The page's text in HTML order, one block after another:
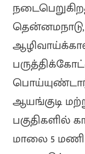
ஆயங்குடி
பகுதிகளில்
மாலை 5